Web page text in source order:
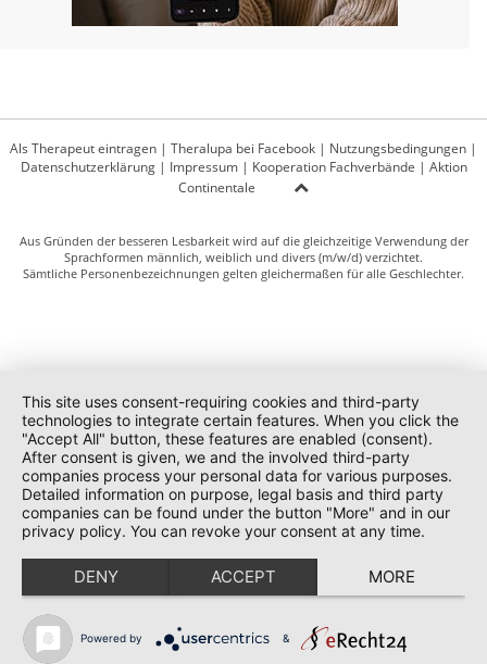
Als Therapeut eintragen | Theralupa bei Facebook | Nutzungsbedingungen |
Datenschutzerklärung| Impressum| Kooperation Fachverbände | Aktion
Continentale
Aus Gründen der besseren Lesbarkeit wird auf die gleichzeitige Verwendung der
Sprachformen männlich, weiblich und divers (m/w/d) verzichtet.
Sämtliche Personenbezeichnungen gelten gleichermaßen für alle Geschlechter.
This site uses consent-requiring cookies and third-party
technologies to integrate certain features. When you click the
"Accept All" button, these features are enabled (consent).
After consent is given, we and the involved third-party
companies process your personal data for various purposes.
Detailed information on purpose, legal basis and third party
companies can be found under the button "More" and in our
privacy policy. You can revoke your consent at any time.
DENY ACCEPT MORE
Powered by &